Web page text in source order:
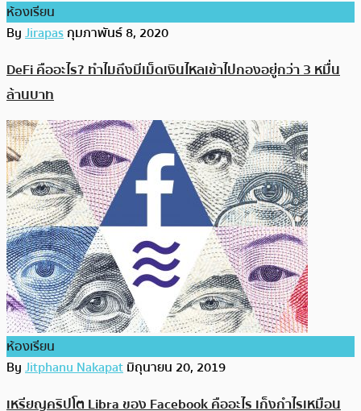
ห้องเรียน
ByJirapasกุมภาพันธ์ 8, 2020
DeFi คืออะไร? ทำไมถึงมีเม็ดเงินไหลเข้าไปกองอยู่กว่า 3 หมื่น
ล้านบาท
ห้องเรียน
ByJitphanu Nakapatมิถุนายน 20, 2019
เหรียญคริปโต Libra ของ Facebook คืออะไร เก็งกำไรเหมือน